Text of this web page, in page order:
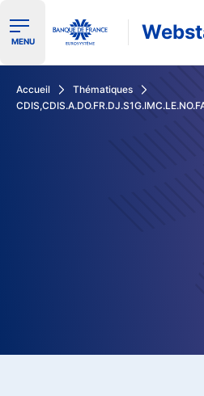
Ouvrir le menu de navigation
MENU
Accueil
Thématiques